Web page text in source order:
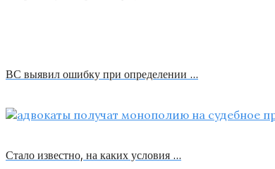
ВС выявил ошибку при определении …
Стало известно, на каких условия …